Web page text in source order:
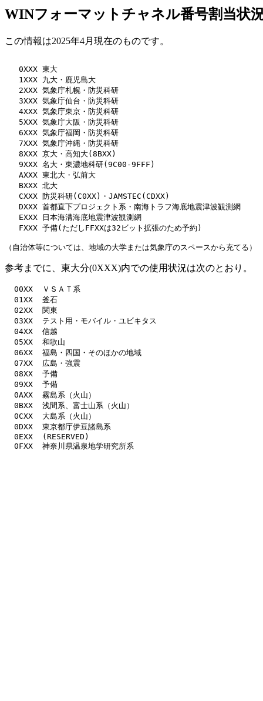
WINフォーマットチャネル番号割当状
この情報は2025年4月現在のものです。
   0XXX 東大
   1XXX 九大・鹿児島大
   2XXX 気象庁札幌・防災科研
   3XXX 気象庁仙台・防災科研
   4XXX 気象庁東京・防災科研
   5XXX 気象庁大阪・防災科研
   6XXX 気象庁福岡・防災科研
   7XXX 気象庁沖縄・防災科研
   8XXX 京大・高知大(8BXX)
   9XXX 名大・東濃地科研(9C00-9FFF)
   AXXX 東北大・弘前大
   BXXX 北大
   CXXX 防災科研(C0XX)・JAMSTEC(CDXX)
   DXXX 首都直下プロジェクト系・南海トラフ海底地震津波観測網
   EXXX 日本海溝海底地震津波観測網
   FXXX 予備(ただしFFXXは32ビット拡張のため予約)
参考までに、東大分(0XXX)内での使用状況は次のとおり。
  00XX  ＶＳＡＴ系
  01XX  釜石
  02XX  関東
  03XX  テスト用・モバイル・ユビキタス
  04XX  信越
  05XX  和歌山
  06XX  福島・四国・そのほかの地域
  07XX  広島・強震
  08XX  予備
  09XX  予備
  0AXX  霧島系（火山）
  0BXX  浅間系、富士山系（火山）
  0CXX  大島系（火山）
  0DXX  東京都庁伊豆諸島系
  0EXX  (RESERVED)